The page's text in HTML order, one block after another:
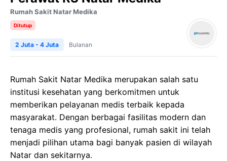
Rumah Sakit Natar Medika
Ditutup
2 Juta - 4 Juta Bulanan
Rumah Sakit Natar Medika merupakan salah satu
institusi kesehatan yang berkomitmen untuk
memberikan pelayanan medis terbaik kepada
masyarakat. Dengan berbagai fasilitas modern dan
tenaga medis yang profesional, rumah sakit ini telah
menjadi pilihan utama bagi banyak pasien di wilayah
Natar dan sekitarnya.